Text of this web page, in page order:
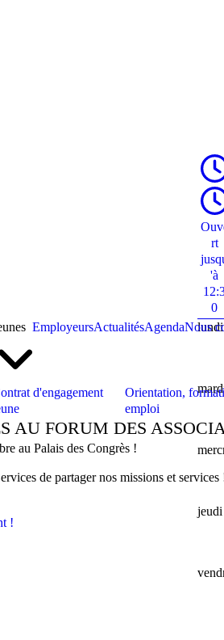
rt
'à
0
lundi
jeudi
d'engagement
Orientation,
emploi
EmployeursActualitésAgendaNous
AU FORUM DES
au Palais des Congrès !
de partager nos missions et